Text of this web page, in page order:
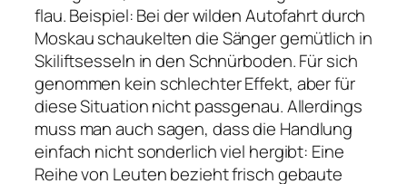
flau. Beispiel: Bei der wilden Autofahrt durch
Moskau schaukelten die Sänger gemütlich in
Skiliftsesseln in den Schnürboden. Für sich
genommen kein schlechter Effekt, aber für
diese Situation nicht passgenau. Allerdings
muss man auch sagen, dass die Handlung
einfach nicht sonderlich viel hergibt: Eine
Reihe von Leuten bezieht frisch gebaute